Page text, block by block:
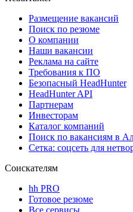
Размещение вакансий
Поиск по резюме
О компании
Наши вакансии
Реклама на сайте
Требования к ПО
Безопасный HeadHunter
HeadHunter API
Партнерам
Инвесторам
Каталог компаний
Поиск по вакансиям в
Сетка: соцсеть для
Соискателям
hh PRO
Готовое резюме
Все сервисы